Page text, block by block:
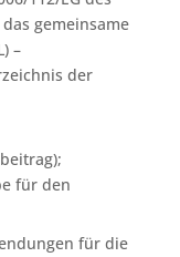
gemeinsame
–
der
für den
für die